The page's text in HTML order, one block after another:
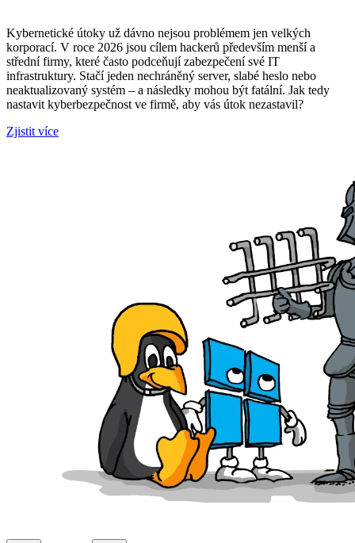
Kybernetické útoky už dávno nejsou problémem jen velkých
korporací. V roce 2026 jsou cílem hackerů především menší a
střední firmy, které často podceňují zabezpečení své IT
infrastruktury. Stačí jeden nechráněný server, slabé heslo nebo
neaktualizovaný systém – a následky mohou být fatální. Jak tedy
nastavit kyberbezpečnost ve firmě, aby vás útok nezastavil?
Zjistit více